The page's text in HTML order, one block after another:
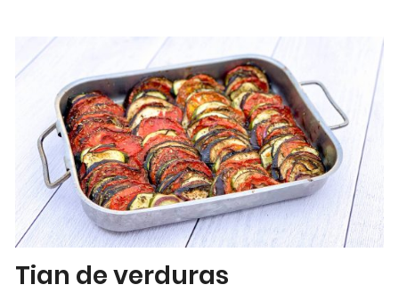
Tian de verduras